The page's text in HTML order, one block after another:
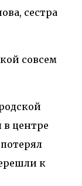
сестра
совсем
в центре
к